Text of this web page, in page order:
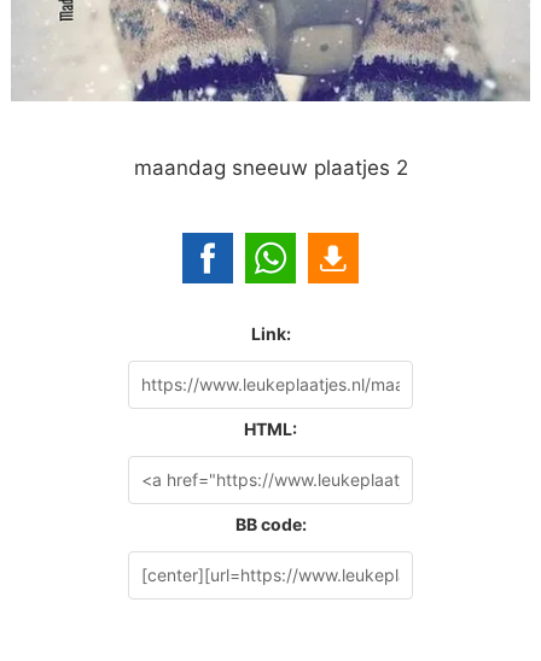
maandag sneeuw plaatjes 2
Link:
HTML:
BB code: